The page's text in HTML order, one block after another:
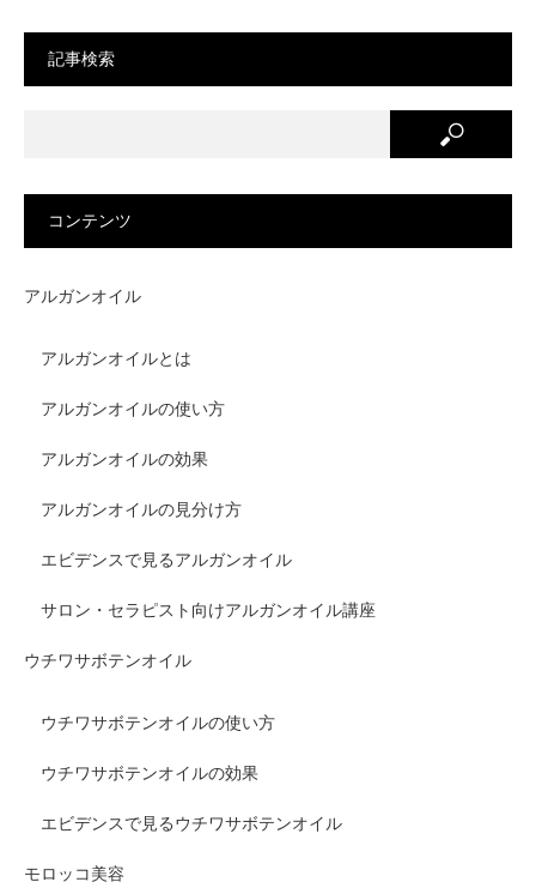
記事検索
コンテンツ
アルガンオイル
アルガンオイルとは
アルガンオイルの使い方
アルガンオイルの効果
アルガンオイルの見分け方
エビデンスで見るアルガンオイル
サロン・セラピスト向けアルガンオイル講座
ウチワサボテンオイル
ウチワサボテンオイルの使い方
ウチワサボテンオイルの効果
エビデンスで見るウチワサボテンオイル
モロッコ美容